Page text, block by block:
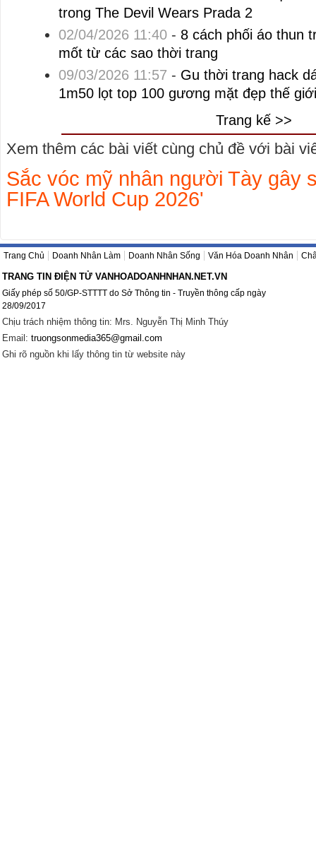
trong The Devil Wears Prada 2
02/04/2026 11:40- 8 cách phối áo thun
mốt từ các sao thời trang
09/03/2026 11:57 - Gu thời trang hack
1m50 lọt top 100 gương mặt đẹp thế giới
Trang kế >>
Xem thêm các bài viết cùng chủ đề với bài
Sắc vóc mỹ nhân người Tày gây
FIFA World Cup 2026'
Trang Chủ Doanh Nhân Làm Doanh Nhân Sống Văn Hóa Doanh Nhân
TRANG TIN ĐIỆN TỬ VANHOADOANHNHAN.NET.VN
Giấy phép số 50/GP-STTTT do Sở Thông tin - Truyền thông cấp ngày
28/09/2017
Chịu trách nhiệm thông tin: Mrs. Nguyễn Thị Minh Thúy
Email: truongsonmedia365@gmail.com
Ghi rõ nguồn khi lấy thông tin từ website này